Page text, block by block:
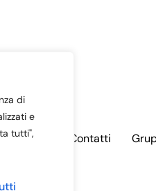
di
e
tutti",
Contatti